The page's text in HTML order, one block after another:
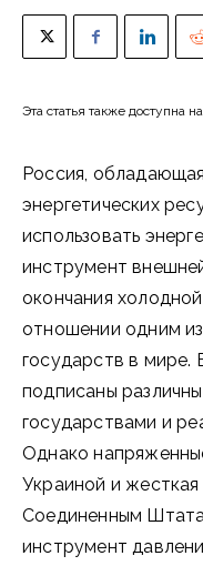
Эта статья также доступна
Россия,
энергетических
использовать
инструмент
окончания
отношении одним
государств в мире.
подписаны
государствами и
Однако
Украиной и
Соединенным
инструмент